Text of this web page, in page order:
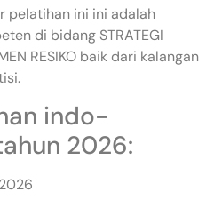
pelatihan ini ini adalah
di bidang STRATEGI
RESIKO baik dari kalangan
indo-
2026: